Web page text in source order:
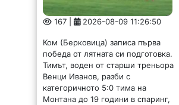
167 | 2026-08-09 11:26:50
Ком (Берковица) записа първа
победа от лятната си подготовка.
Тимът, воден от старши треньора
Венци Иванов, разби с
категоричното 5:0 тима на
Монтана до 19 години в спаринг,